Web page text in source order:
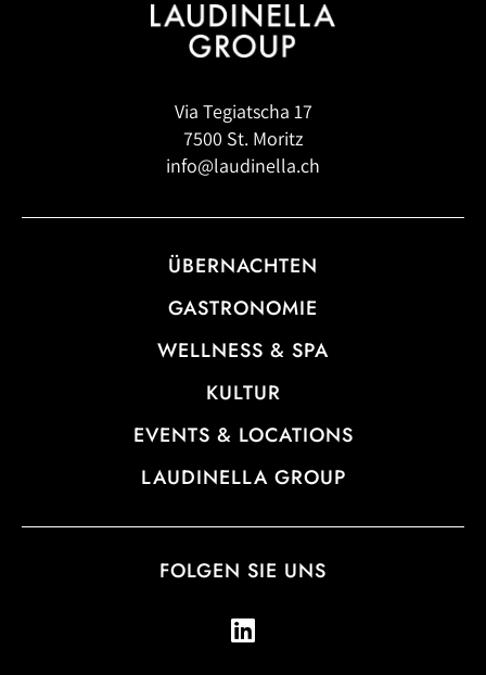
Via Tegiatscha 17
7500 St. Moritz
info@laudinella.ch
ÜBERNACHTEN
GASTRONOMIE
WELLNESS & SPA
KULTUR
EVENTS & LOCATIONS
LAUDINELLA GROUP
FOLGEN SIE UNS